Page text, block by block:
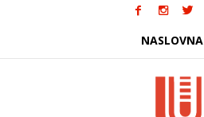
NASLOVNA